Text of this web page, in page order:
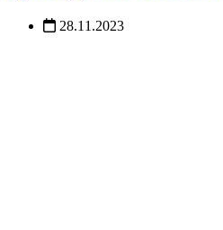
28.11.2023